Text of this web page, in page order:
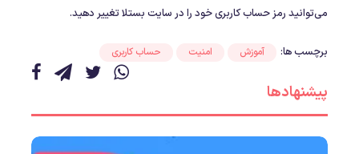
می‌توانید رمز حساب کاربری خود را در سایت بستلا تغییر دهید.
برچسب ها: آموزش امنیت حساب کاربری
پیشنهادها